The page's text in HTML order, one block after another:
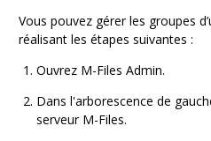
Vous pouvez gérer les groupes
réalisant les étapes suivantes :
Ouvrez M-Files Admin.
Dans l'arborescence de
serveur M-Files.